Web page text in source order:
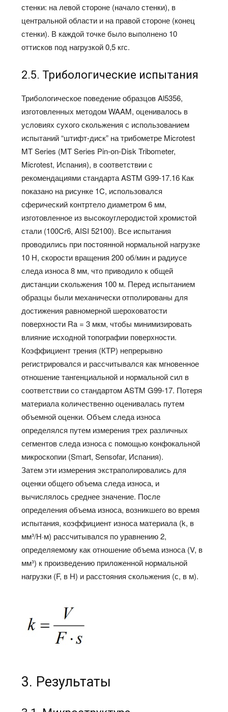
стенки: на левой стороне (начало стенки), в
центральной области и на правой стороне (конец
стенки). В каждой точке было выполнено 10
оттисков под нагрузкой 0,5 кгс.
2.5. Трибологические испытания
Трибологическое поведение образцов Al5356,
изготовленных методом WAAM, оценивалось в
условиях сухого скольжения с использованием
испытаний “штифт-диск” на трибометре Microtest
MT Series (MT Series Pin-on-Disk Tribometer,
Microtest, Испания), в соответствии с
рекомендациями стандарта ASTM G99-17.16 Как
показано на рисунке 1C, использовался
сферический контртело диаметром 6 мм,
изготовленное из высокоуглеродистой хромистой
стали (100Cr6, AISI 52100). Все испытания
проводились при постоянной нормальной нагрузке
10 Н, скорости вращения 200 об/мин и радиусе
следа износа 8 мм, что приводило к общей
дистанции скольжения 100 м. Перед испытанием
образцы были механически отполированы для
достижения равномерной шероховатости
поверхности Ra = 3 мкм, чтобы минимизировать
влияние исходной топографии поверхности.
Коэффициент трения (КТР) непрерывно
регистрировался и рассчитывался как мгновенное
отношение тангенциальной и нормальной сил в
соответствии со стандартом ASTM G99-17. Потеря
материала количественно оценивалась путем
объемной оценки. Объем следа износа
определялся путем измерения трех различных
сегментов следа износа с помощью конфокальной
микроскопии (Smart, Sensofar, Испания).
Затем эти измерения экстраполировались для
оценки общего объема следа износа, и
вычислялось среднее значение. После
определения объема износа, возникшего во время
испытания, коэффициент износа материала (k, в
мм³/Н·м) рассчитывался по уравнению 2,
определяемому как отношение объема износа (V, в
мм³) к произведению приложенной нормальной
нагрузки (F, в Н) и расстояния скольжения (с, в м).
3. Результаты